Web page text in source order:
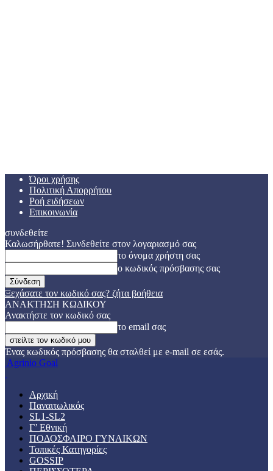
Όροι χρήσης
Πολιτική Απορρήτου
Ροή ειδήσεων
Επικοινωνία
συνδεθείτε
Καλωσήρθατε! Συνδεθείτε στον λογαριασμό σας
το όνομα χρήστη σας
ο κωδικός πρόσβασης σας
Ξεχάσατε τον κωδικό σας? ζήτα βοήθεια
ΑΝΑΚΤΗΣΗ ΚΩΔΙΚΟΥ
Ανακτήστε τον κωδικό σας
το email σας
Ένας κωδικός πρόσβασης θα σταλθεί με e-mail σε εσάς.
Agrinio Goal
Αρχική
Παναιτωλικός
SL1-SL2
Γ’ Εθνική
ΠΟΔΟΣΦΑΙΡΟ ΓΥΝΑΙΚΩΝ
Τοπικές Κατηγορίες
GOSSIP